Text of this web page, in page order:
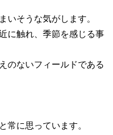
いそうな気がします。
に触れ、季節を感じる事
のないフィールドである
常に思っています。